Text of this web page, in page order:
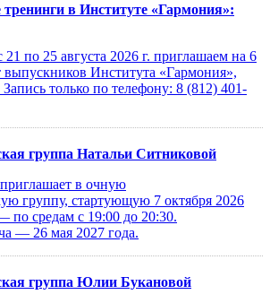
в Институте «Гармония»:
21 по 25 августа 2026 г. приглашаем на 6
Института «Гармония»,
Запись только по телефону: 8 (812) 401-
группа Натальи Ситниковой
в очную
группу, стартующую 7 октября 2026
по средам с 19:00 до 20:30.
— 26 мая 2027 года.
группа Юлии Букановой